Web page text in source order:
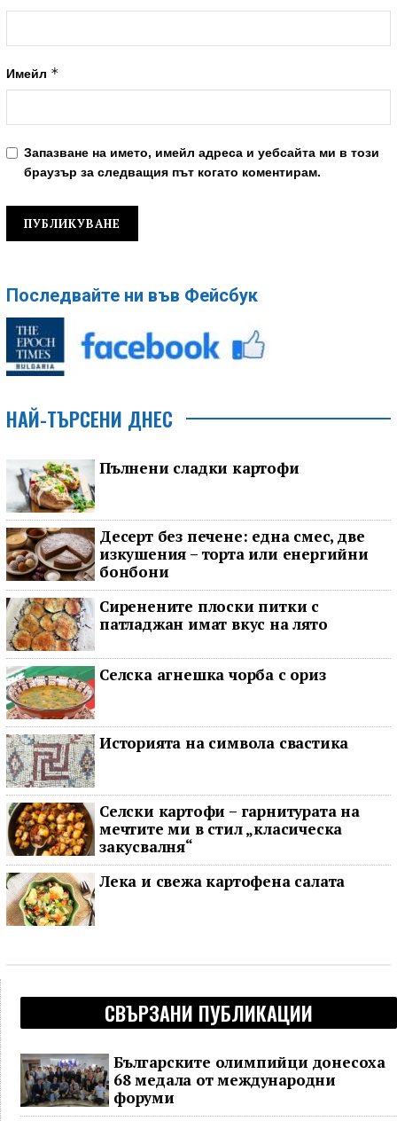
Имейл *
Запазване на името, имейл адреса и уебсайта ми в този
браузър за следващия път когато коментирам.
Последвайте ни във Фейсбук
НАЙ-ТЪРСЕНИ ДНЕС
Пълнени сладки картофи
Десерт без печене: една смес, две
изкушения – торта или енергийни
бонбони
Сиренените плоски питки с
патладжан имат вкус на лято
Селска агнешка чорба с ориз
Историята на символа свастика
Селски картофи – гарнитурата на
мечтите ми в стил „класическа
закусвалня“
Лека и свежа картофена салата
СВЪРЗАНИ ПУБЛИКАЦИИ
Българските олимпийци донесоха
68 медала от международни
форуми